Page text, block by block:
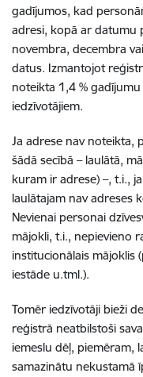
gadījumos, kad
adresi, kopā ar datumu
novembra, decembra
datus. Izmantojot
noteikta 1,4 %
iedzīvotājiem.
Ja adrese nav noteikta,
šādā secībā – laulātā,
kuram ir adrese) –, t.i.,
laulātajam nav adreses
Nevienai personai
mājokli, t.i., nepievieno
institucionālais mājoklis
iestāde u.tml.).
Tomēr iedzīvotāji bieži
reģistrā neatbilstoši
iemeslu dēļ, piemēram,
samazinātu nekustamā